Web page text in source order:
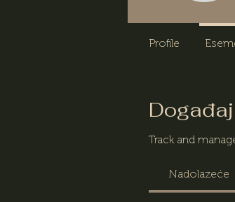
Track and
Nadolazeće
Profile